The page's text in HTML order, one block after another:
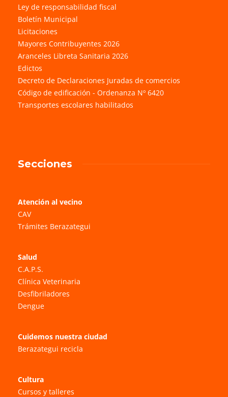
Ley de responsabilidad fiscal
Boletín Municipal
Licitaciones
Mayores Contribuyentes 2026
Aranceles Libreta Sanitaria 2026
Edictos
Decreto de Declaraciones Juradas de comercios
Código de edificación - Ordenanza Nº 6420
Transportes escolares habilitados
Secciones
Atención al vecino
CAV
Trámites Berazategui
Salud
C.A.P.S.
Clínica Veterinaria
Desfibriladores
Dengue
Cuidemos nuestra ciudad
Berazategui recicla
Cultura
Cursos y talleres